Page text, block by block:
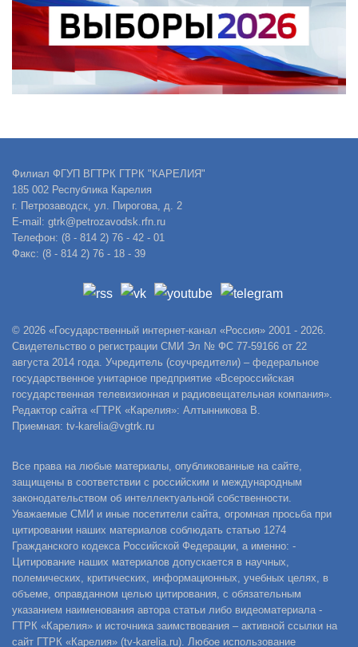
Филиал ФГУП ВГТРК ГТРК "КАРЕЛИЯ"
185 002 Республика Карелия
г. Петрозаводск, ул. Пирогова, д. 2
E-mail: gtrk@petrozavodsk.rfn.ru
Телефон: (8 - 814 2) 76 - 42 - 01
Факс: (8 - 814 2) 76 - 18 - 39
© 2026 «Государственный интернет-канал «Россия» 2001 - 2026.
Свидетельство о регистрации СМИ Эл № ФС 77-59166 от 22
августа 2014 года. Учредитель (соучредители) – федеральное
государственное унитарное предприятие «Всероссийская
государственная телевизионная и радиовещательная компания».
Редактор сайта «ГТРК «Карелия»: Алтынникова В.
Приемная: tv-karelia@vgtrk.ru
Все права на любые материалы, опубликованные на сайте,
защищены в соответствии с российским и международным
законодательством об интеллектуальной собственности.
Уважаемые СМИ и иные посетители сайта, огромная просьба при
цитировании наших материалов соблюдать статью 1274
Гражданского кодекса Российской Федерации, а именно: -
Цитирование наших материалов допускается в научных,
полемических, критических, информационных, учебных целях, в
объеме, оправданном целью цитирования, с обязательным
указанием наименования автора статьи либо видеоматериала -
ГТРК «Карелия» и источника заимствования – активной ссылки на
сайт ГТРК «Карелия» (tv-karelia.ru). Любое использование